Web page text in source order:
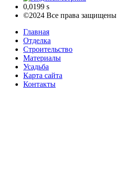
0,0199 s
©2024 Все права защищены
Главная
Отделка
Строительство
Материалы
Усадьба
Карта сайта
Контакты